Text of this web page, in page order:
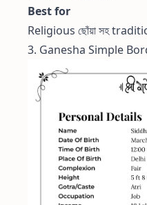
Best for
Religious ছোঁয়া সহ
3. Ganesha Simple